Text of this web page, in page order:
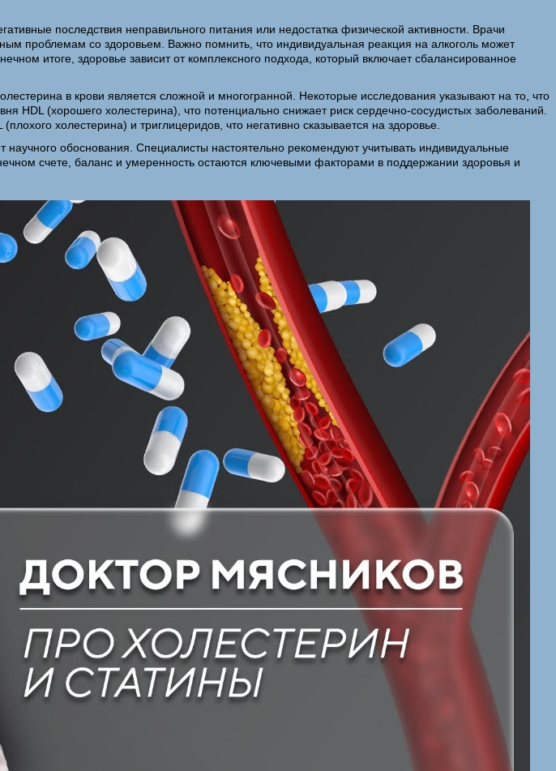
последствия неправильного питания или недостатка физической активности. Врачи
проблемам со здоровьем. Важно помнить, что индивидуальная реакция на алкоголь может
итоге, здоровье зависит от комплексного подхода, который включает сбалансированное
в крови является сложной и многогранной. Некоторые исследования указывают на то, что
HDL (хорошего холестерина), что потенциально снижает риск сердечно-сосудистых заболеваний.
холестерина) и триглицеридов, что негативно сказывается на здоровье.
обоснования. Специалисты настоятельно рекомендуют учитывать индивидуальные
счете, баланс и умеренность остаются ключевыми факторами в поддержании здоровья и